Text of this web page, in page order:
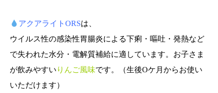
アクアライトORSは、
ウイルス性の感染性胃腸炎による下痢・嘔吐・発熱など
で失われた水分・電解質補給に適しています。 お子さま
が飲みやすい りんご風味です。（生後Oケ月からお使い
いただけます）